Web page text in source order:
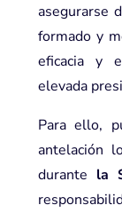
asegurarse
formado y
eficacia y
elevada
Para ello,
antelación
durante la